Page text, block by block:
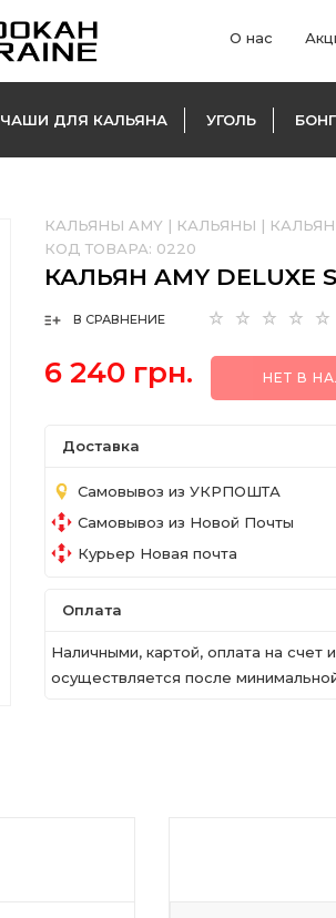
О нас
ЧАШИ ДЛЯ КАЛЬЯНА УГОЛЬ
КАЛЬЯНЫ AMY | КАЛЬЯНЫ |
КОД ТОВАРА: 0220
КАЛЬЯН AMY DELUXE
В СРАВНЕНИЕ
6 240 грн. НЕТ В
Доставка
Самовывоз из УКРПОШТА
Самовывоз из Новой Почты
Курьер Новая почта
Оплата
Наличными, картой, оплата на
осуществляется после